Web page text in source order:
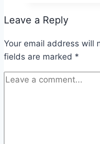
Leave a Reply
Your email address will
fields are marked *